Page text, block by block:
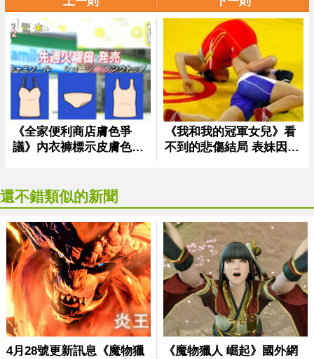
還不錯類似的新聞